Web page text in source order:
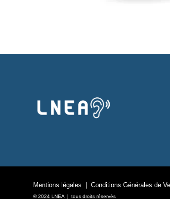
Mentions légales |Conditions Générales de
©2024 LNEA｜ tous droits réservés